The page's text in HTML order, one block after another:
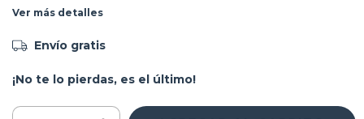
Ver más detalles
Envío gratis
¡No te lo pierdas, es el último!